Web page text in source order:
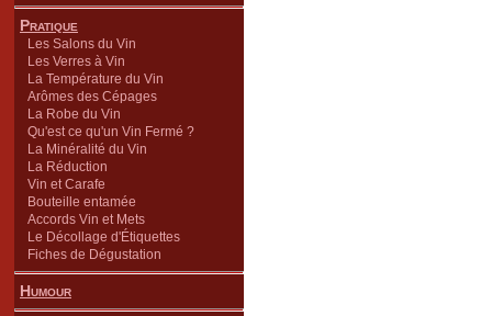
Pratique
Les Salons du Vin
Les Verres à Vin
La Température du Vin
Arômes des Cépages
La Robe du Vin
Qu'est ce qu'un Vin Fermé ?
La Minéralité du Vin
La Réduction
Vin et Carafe
Bouteille entamée
Accords Vin et Mets
Le Décollage d'Étiquettes
Fiches de Dégustation
Humour